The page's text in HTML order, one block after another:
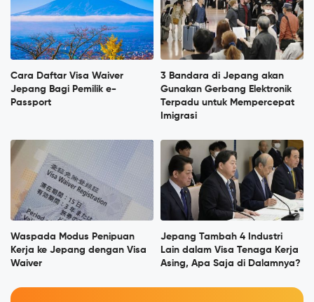
Cara Daftar Visa Waiver
Jepang Bagi Pemilik e-
Passport
3 Bandara di Jepang akan
Gunakan Gerbang Elektronik
Terpadu untuk Mempercepat
Imigrasi
Waspada Modus Penipuan
Kerja ke Jepang dengan Visa
Waiver
Jepang Tambah 4 Industri
Lain dalam Visa Tenaga Kerja
Asing, Apa Saja di Dalamnya?